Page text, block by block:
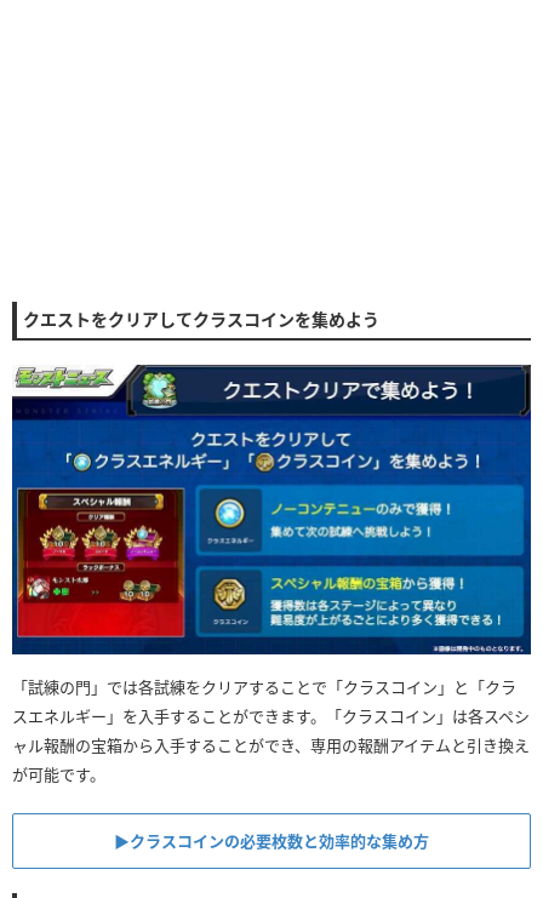
クエストをクリアしてクラスコインを集めよう
「試練の門」では各試練をクリアすることで「クラスコイン」と「クラ
スエネルギー」を入手することができます。「クラスコイン」は各スペシ
ャル報酬の宝箱から入手することができ、専用の報酬アイテムと引き換え
が可能です。
▶︎クラスコインの必要枚数と効率的な集め方